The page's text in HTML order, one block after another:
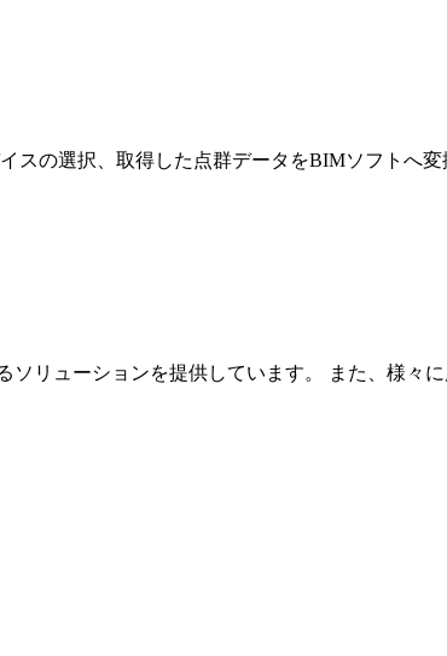
スの選択、取得した点群データをBIMソフトへ
リューションを提供しています。 また、様々